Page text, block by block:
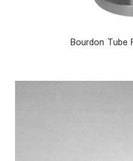
Bourdon Tube